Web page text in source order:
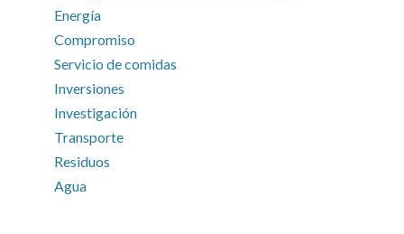
Energía
Compromiso
Servicio de comidas
Inversiones
Investigación
Transporte
Residuos
Agua